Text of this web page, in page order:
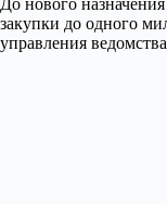
До нового
закупки до одного
управления